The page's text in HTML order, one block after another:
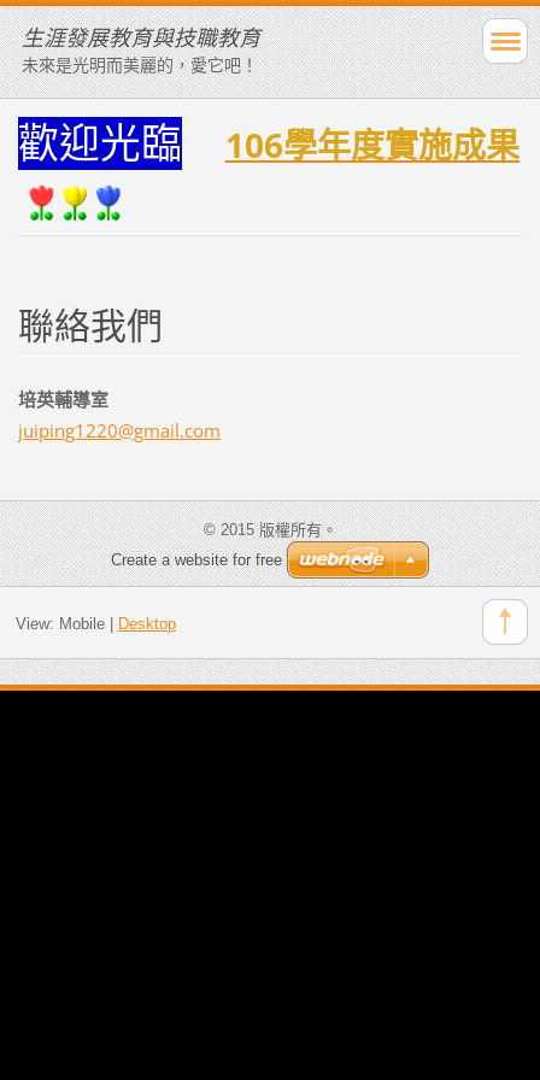
生涯發展教育與技職教育
未來是光明而美麗的，愛它吧！
歡迎光臨 106學年度實施成果
聯絡我們
培英輔導室
juiping1220@gmail.com
© 2015 版權所有。
Create a website for free
View: Mobile| Desktop